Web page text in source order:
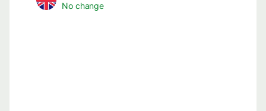
No change